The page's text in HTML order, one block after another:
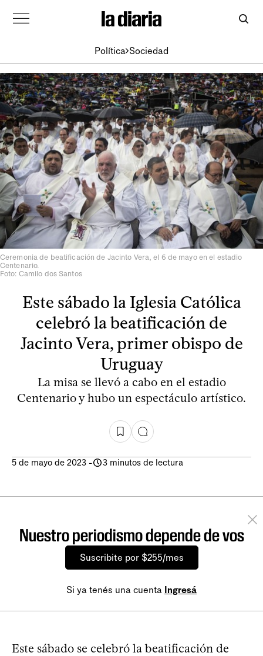
Política Sociedad
Ceremonia de beatificación de Jacinto Vera, el 6 de mayo en el estadio
Centenario.
Foto: Camilo dos Santos
Este sábado la Iglesia Católica
celebró la beatificación de
Jacinto Vera, primer obispo de
Uruguay
La misa se llevó a cabo en el estadio
Centenario y hubo un espectáculo artístico.
5 de mayo de 2023 - 3 minutos de lectura
Nuestro periodismo depende de vos
Suscribite por $255/mes
Si ya tenés una cuenta Ingresá
Este sábado se celebró la beatificación de